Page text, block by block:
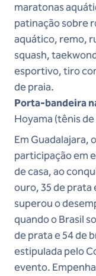
maratonas
patinação sobre
aquático, remo,
squash,
esportivo, tiro
de praia.
Porta-bandeira
Hoyama (tênis de
Em Guadalajara,
participação em
de casa, ao
ouro, 35 de prata
superou o
quando o Brasil
de prata e 54 de
estipulada pelo
evento.